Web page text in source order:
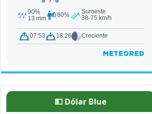
💵 Dólar Blue